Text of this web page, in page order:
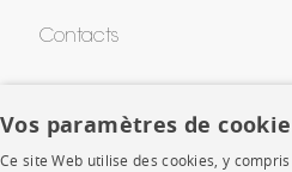
Contacts
CORPORATE
Vos paramètres de
Ce site Web utilise des cookies, y